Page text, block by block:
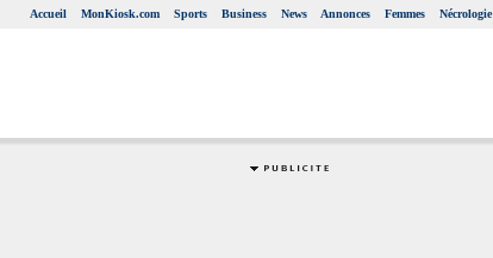
Accueil MonKiosk.com Sports Business News Annonces Femmes Nécrologie